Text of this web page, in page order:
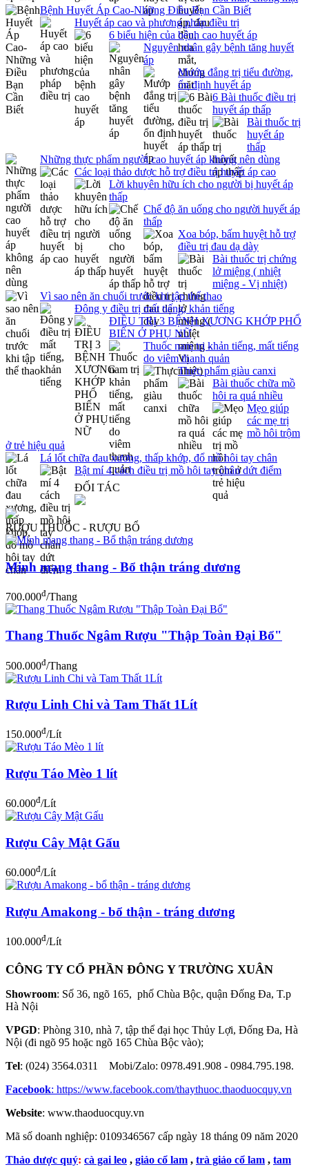
Bệnh Huyết Áp Cao-Những Điều Bạn Cần Biết
Huyết áp cao và phương pháp điều trị
6 biểu hiện của bệnh cao huyết áp
Nguyên nhân gây bệnh tăng huyết
áp
Mướp đắng trị tiểu đường,
ổn định huyết áp
6 Bài thuốc điều trị
huyết áp thấp
Bài thuốc trị
huyết áp
thấp
Những thực phẩm người cao huyết áp không nên dùng
Các loại thảo dược hỗ trợ điều trị huyết áp cao
Lời khuyên hữu ích cho người bị huyết áp
thấp
Chế độ ăn uống cho người huyết áp
thấp
Xoa bóp, bấm huyệt hỗ trợ
điều trị đau dạ dày
Bài thuốc trị chứng
lở miệng ( nhiệt
miệng - Vị nhiệt)
Vì sao nên ăn chuối trước khi tập thể thao
Đông y điều trị mất tiếng, khản tiếng
ĐIỀU TRỊ 3 BỆNH XƯƠNG KHỚP PHỔ
BIẾN Ở PHỤ NỮ
Thuốc nam trị khản tiếng, mất tiếng
do viêm thanh quản
Thực phẩm giàu canxi
Bài thuốc chữa mồ
hôi ra quá nhiều
Mẹo giúp
các mẹ trị
mồ hôi trộm
ở trẻ hiệu quả
Lá lốt chữa đau xương, thấp khớp, đổ mồ hôi tay chân
Bật mí 4 cách điều trị mồ hôi tay chân dứt điểm
ĐỐI TÁC
RƯỢU THUỐC - RƯỢU BỔ
Minh mạng thang - Bổ thận tráng dương
700.000đ/Thang
Thang Thuốc Ngâm Rượu "Thập Toàn Đại Bổ"
500.000đ/Thang
Rượu Linh Chi và Tam Thất 1Lít
150.000đ/Lít
Rượu Táo Mèo 1 lít
60.000đ/Lít
Rượu Cây Mật Gấu
60.000đ/Lít
Rượu Amakong - bổ thận - tráng dương
100.000đ/Lít
CÔNG TY CỔ PHẦN ĐÔNG Y TRƯỜNG XUÂN
Showroom: Số 36, ngõ 165, phố Chùa Bộc, quận Đống Đa, T.p
Hà Nội
VPGD: Phòng 310, nhà 7, tập thể đại học Thủy Lợi, Đống Đa, Hà
Nội (đi ngõ 95 hoặc ngõ 165 Chùa Bộc vào);
Tel: (024) 3564.0311 Mobi/Zalo: 0978.491.908 - 0984.795.198.
Facebook: https://www.facebook.com/thaythuoc.thaoduocquy.vn
Website: www.thaoduocquy.vn
Mã số doanh nghiệp: 0109346567 cấp ngày 18 tháng 09 năm 2020
Thảo dược quý: cà gai leo , giảo cổ lam , trà giảo cổ lam , tam